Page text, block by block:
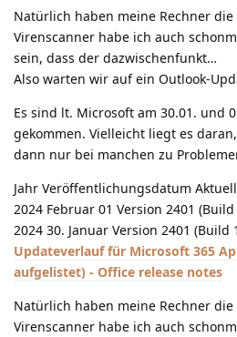
Natürlich haben meine Rechner die
Virenscanner habe ich auch
sein, dass der dazwischenfunkt…
Also warten wir auf ein Outlook-
Es sind lt. Microsoft am 30.01. und
gekommen. Vielleicht liegt es
dann nur bei manchen zu
Jahr Veröffentlichungsdatum
2024 Februar 01 Version 2401 (Build
2024 30. Januar Version 2401 (Build
Updateverlauf für Microsoft 365
aufgelistet) - Office release notes
Natürlich haben meine Rechner die
Virenscanner habe ich auch